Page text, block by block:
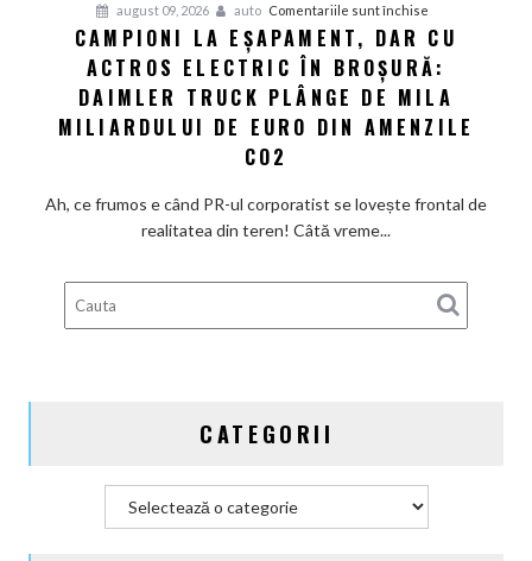
de
repede.
De
ce
august 09, 2026 auto Comentariile sunt închise
Campioni
la
eșapament,
cu
Truck
CO2
CAMPIONI LA EȘAPAMENT, DAR CU
ACTROS ELECTRIC ÎN BROȘURĂ:
DAIMLER TRUCK PLÂNGE DE MILA
MILIARDULUI DE EURO DIN AMENZILE
CO2
Ah, ce frumos e când PR-ul corporatist se lovește frontal de
realitatea din teren! Câtă vreme...
CATEGORII